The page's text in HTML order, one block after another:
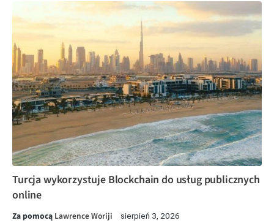
Turcja wykorzystuje Blockchain do usług publicznych
online
Za pomocą Lawrence Woriji sierpień 3, 2026